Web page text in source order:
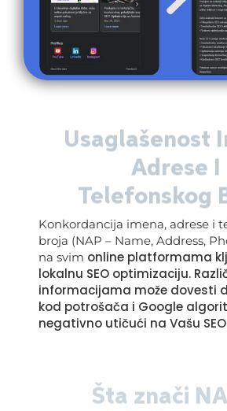
Usaglašenost
Adrese I
Telefonskog
Konkordancija imena, adrese i
broja (NAP – Name, Address,
na svim online platformama
lokalnu SEO optimizaciju.
informacijama može dovesti
kod potrošača i Google
negativno utičući na Vašu
Šta znači